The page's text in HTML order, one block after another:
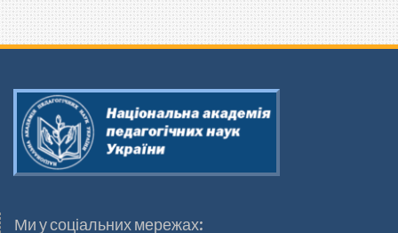
Ми у соціальних мережах: